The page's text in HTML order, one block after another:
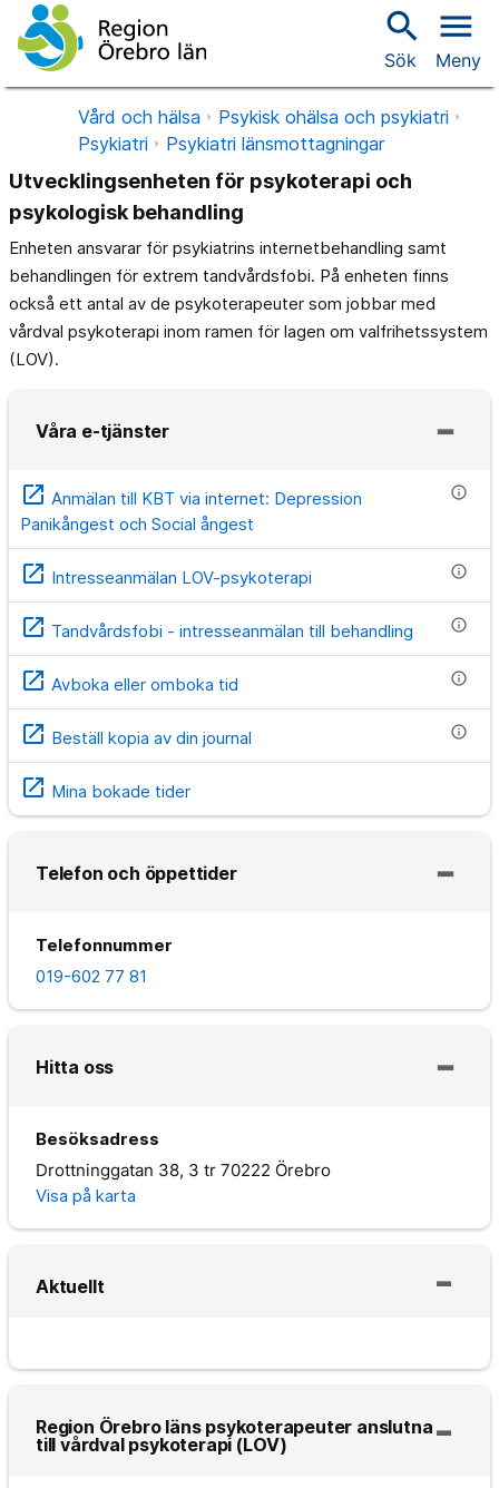
search
Sök
menu
Meny
Vård och hälsa
Psykisk ohälsa och psykiatri
Psykiatri
Psykiatri länsmottagningar
Utvecklingsenheten för psykoterapi och
psykologisk behandling
Enheten ansvarar för psykiatrins internetbehandling samt
behandlingen för extrem tandvårdsfobi. På enheten finns
också ett antal av de psykoterapeuter som jobbar med
vårdval psykoterapi inom ramen för lagen om valfrihetssystem
(LOV).
Våra e-tjänster
open_in_new Anmälan till KBT via internet: Depression
Panikångest och Social ångest
info
open_in_new Intresseanmälan LOV-psykoterapi info
open_in_new Tandvårdsfobi - intresseanmälan till behandling info
open_in_new Avboka eller omboka tid info
open_in_new Beställ kopia av din journal info
open_in_new Mina bokade tider
Telefon och öppettider
Telefonnummer
019-602 77 81
Hitta oss
Besöksadress
Drottninggatan 38, 3 tr 70222 Örebro
Visa på karta
Aktuellt
Region Örebro läns psykoterapeuter anslutna
till vårdval psykoterapi (LOV)